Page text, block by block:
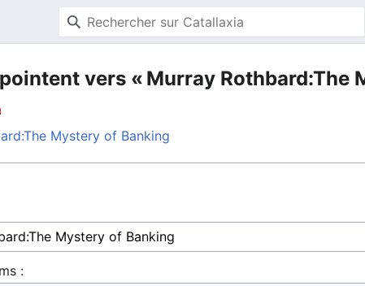
vers « Murray Rothbard:The
Mystery of Banking
: